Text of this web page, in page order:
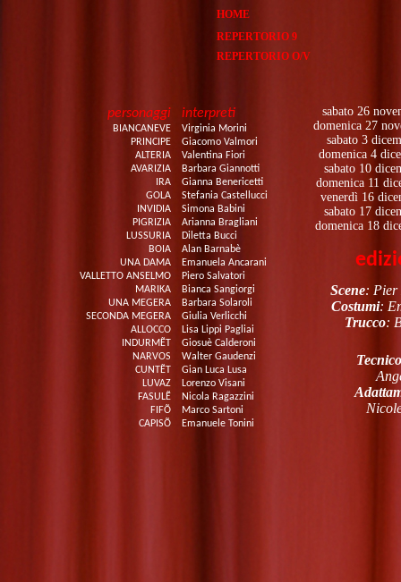
HOME
REPERTORIO 9
REPERTORIO O/V
personaggi
BIANCANEVE
PRINCIPE
ALTERIA
AVARIZIA
IRA
GOLA
INVIDIA
PIGRIZIA
LUSSURIA
BOIA
UNA DAMA
VALLETTO ANSELMO
MARIKA
UNA MEGERA
SECONDA MEGERA
ALLOCCO
INDURMẼT
NARVOS
CUNTẼT
LUVAZ
FASULẼ
FIFÕ
CAPISÕ
interpreti
Virginia Morini
Giacomo Valmori
Valentina Fiori
Barbara Giannotti
Gianna Benericetti
Stefania Castellucci
Simona Babini
Arianna Bragliani
Diletta Bucci
Alan Barnabè
Emanuela Ancarani
Piero Salvatori
Bianca Sangiorgi
Barbara Solaroli
Giulia Verlicchi
Lisa Lippi Pagliai
Giosuè Calderoni
Walter Gaudenzi
Gian Luca Lusa
Lorenzo Visani
Nicola Ragazzini
Marco Sartoni
Emanuele Tonini
sabato 26
domenica 27
sabato 3
domenica 4
sabato 10
domenica 11
venerdì 16
sabato 17
domenica 18
Scene: Pier
Costumi:
Trucco: